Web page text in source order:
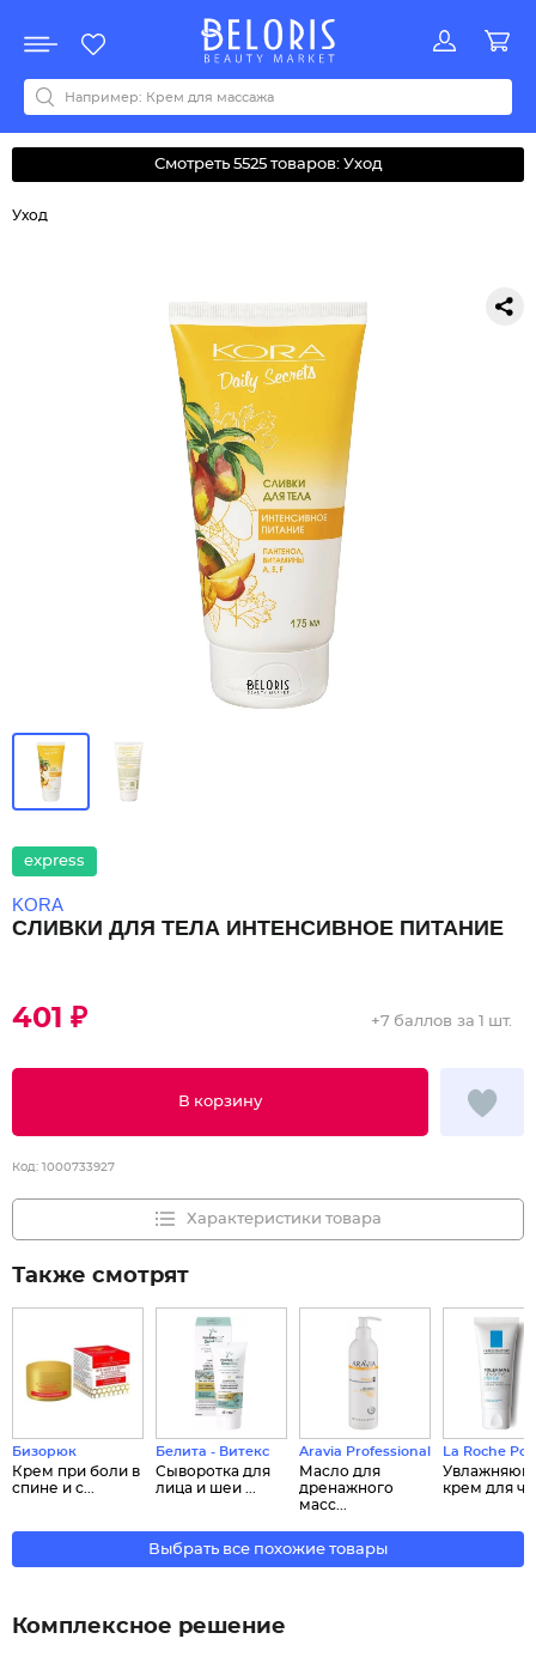
Акции
Все бренды
0-9ABCDEFGHIJKLMNOPQRSTUVWYZАБВДЗИМОКЛНПРСТУФ
Смотреть 5525 товаров: Уход
Уход
express
KORA
СЛИВКИ ДЛЯ ТЕЛА ИНТЕНСИВНОЕ ПИТАНИЕ
401 ₽
В корзину
+7 баллов за 1 шт.
Код: 1000733927
Характеристики товара
Также смотрят
Бизорюк
Крем при боли в
спине и с...
Белита - Витекс
Сыворотка для
лица и шеи ...
Aravia Professional
Масло для
дренажного
масс...
La Roche
крем для
Выбрать все похожие товары
Комплексное решение